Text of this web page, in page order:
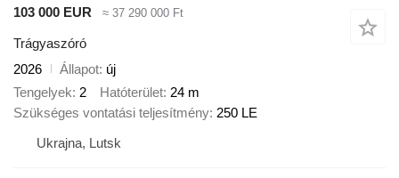
103 000 EUR
≈ 37 290 000 Ft
Trágyaszóró
2026
Állapot új
Tengelyek 2 Hatóterület 24 m
Szükséges vontatási teljesítmény 250 LE
Ukrajna, Lutsk